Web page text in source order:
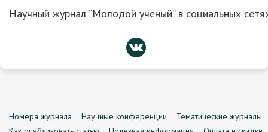
Научный журнал “Молодой ученый” в социальных
Номера журнала Научные конференции
Тематические журналы